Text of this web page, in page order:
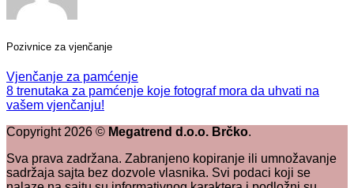
Pozivnice za vjenčanje
Vjenčanje za pamćenje
8 trenutaka za pamćenje koje fotograf mora da uhvati na
vašem vjenčanju!
Copyright 2026 © Megatrend d.o.o. Brčko.
Sva prava zadržana. Zabranjeno kopiranje ili umnožavanje
sadržaja sajta bez dozvole vlasnika. Svi podaci koji se